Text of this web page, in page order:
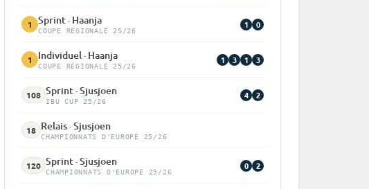
1 Sprint · Haanja
COUPE RÉGIONALE 25/26
1 0
1 Individuel · Haanja
COUPE RÉGIONALE 25/26
1 3 1 3
108 Sprint · Sjusjoen
IBU CUP 25/26
4 2
18 Relais · Sjusjoen
CHAMPIONNATS D'EUROPE 25/26
120 Sprint · Sjusjoen
CHAMPIONNATS D'EUROPE 25/26
0 2